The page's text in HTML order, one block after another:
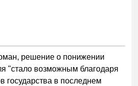
решение о понижении
"стало возможным благодаря
государства в последнем